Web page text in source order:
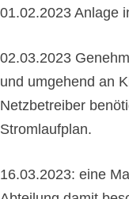
01.02.2023 Anlage
02.03.2023
und umgehend an
Netzbetreiber
Stromlaufplan.
16.03.2023: eine